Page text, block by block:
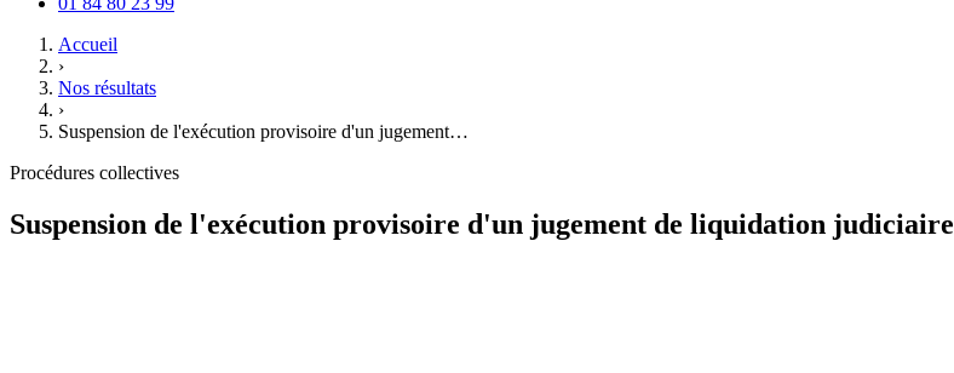
Accueil
›
Nos résultats
›
Suspension de l'exécution provisoire d'un jugement…
Procédures collectives
Suspension de l'exécution provisoire d'un jugement de liquidation judiciaire